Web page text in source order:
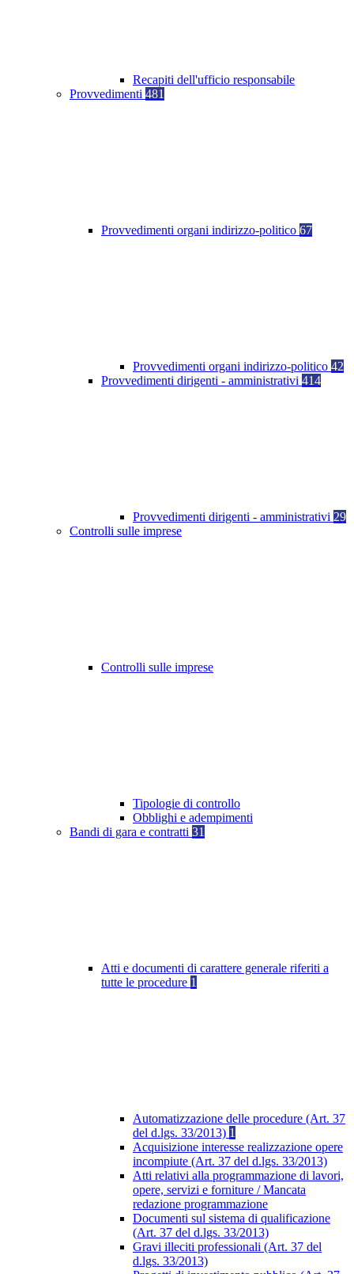
Recapiti dell'ufficio responsabile
Provvedimenti 481
Provvedimenti organi indirizzo-politico 67
Provvedimenti organi indirizzo-politico 42
Provvedimenti dirigenti - amministrativi 414
Provvedimenti dirigenti - amministrativi 29
Controlli sulle imprese
Controlli sulle imprese
Tipologie di controllo
Obblighi e adempimenti
Bandi di gara e contratti 31
Atti e documenti di carattere generale riferiti a
tutte le procedure 1
Automatizzazione delle procedure (Art. 37
del d.lgs. 33/2013) 1
Acquisizione interesse realizzazione opere
incompiute (Art. 37 del d.lgs. 33/2013)
Atti relativi alla programmazione di lavori,
opere, servizi e forniture / Mancata
redazione programmazione
Documenti sul sistema di qualificazione
(Art. 37 del d.lgs. 33/2013)
Gravi illeciti professionali (Art. 37 del
d.lgs. 33/2013)